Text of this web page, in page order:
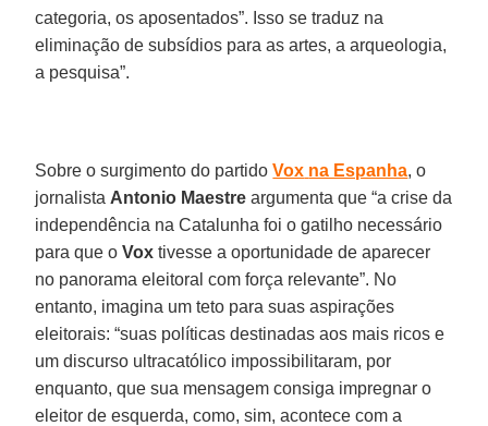
categoria, os aposentados”. Isso se traduz na
eliminação de subsídios para as artes, a arqueologia,
a pesquisa”.
Sobre o surgimento do partidoVox na Espanha, o
jornalista Antonio Maestre argumenta que “a crise da
independência na Catalunha foi o gatilho necessário
para que oVox tivesse a oportunidade de aparecer
no panorama eleitoral com força relevante”. No
entanto, imagina um teto para suas aspirações
eleitorais: “suas políticas destinadas aos mais ricos e
um discurso ultracatólico impossibilitaram, por
enquanto, que sua mensagem consiga impregnar o
eleitor de esquerda, como, sim, acontece com a